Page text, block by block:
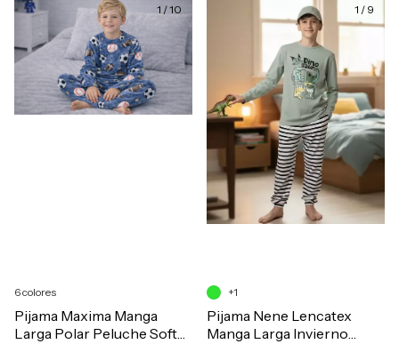
1 /10
Pijama Maxima Manga
Larga Polar Peluche Soft
6 colores
1 / 9
Pijama Nene Lencatex
Manga Larga Invierno
+1